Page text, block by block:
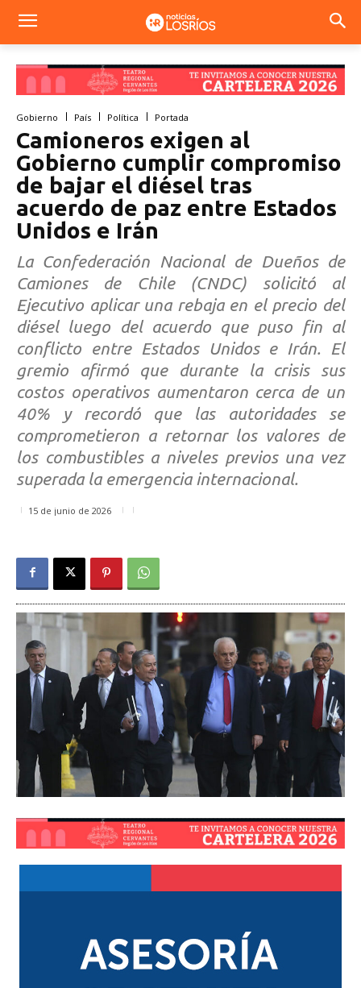
Gobierno País Política Portada
Camioneros exigen al
Gobierno cumplir compromiso
de bajar el diésel tras
acuerdo de paz entre Estados
Unidos e Irán
La Confederación Nacional de Dueños de
Camiones de Chile (CNDC) solicitó al
Ejecutivo aplicar una rebaja en el precio del
diésel luego del acuerdo que puso fin al
conflicto entre Estados Unidos e Irán. El
gremio afirmó que durante la crisis sus
costos operativos aumentaron cerca de un
40% y recordó que las autoridades se
comprometieron a retornar los valores de
los combustibles a niveles previos una vez
superada la emergencia internacional.
15 de junio de 2026